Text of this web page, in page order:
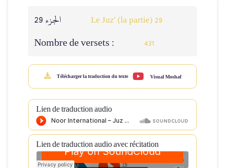
الجزء 29 Le Juz' (la partie) 29
Nombre de versets : 431
Télécharger la traduction du texte Visual Moshaf
Lien de traduction audio
Lien de traduction audio avec récitation